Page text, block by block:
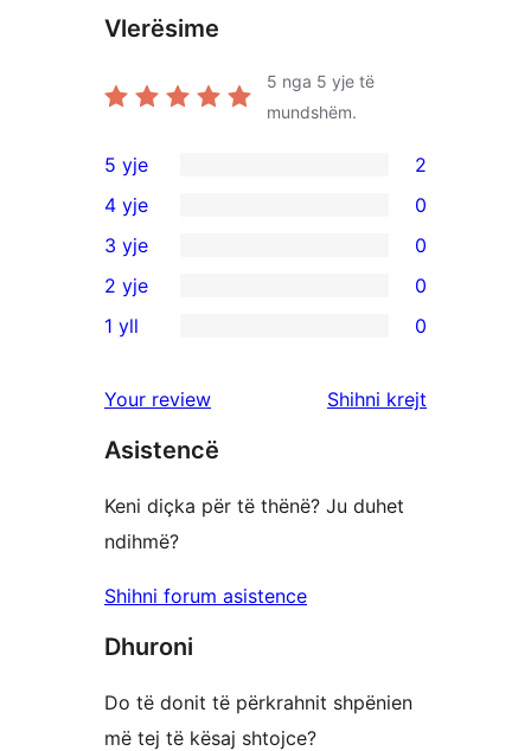
Vlerësime
5 nga 5 yje të
mundshëm.
2
shqyrtime
me
5
yje
5 yje 2
shqyrtime
me
4
4 yje 0
0
shqyrtime
me
yje
3 yje 0
shqyrtime
2
yje
2 yje 0
me
1
1 yll 0
Your review Shihni krejt
Asistencë
Keni diçka për të thënë? Ju duhet
ndihmë?
Shihni forum asistence
Dhuroni
Do të donit të përkrahnit shpënien
më tej të kësaj shtojce?